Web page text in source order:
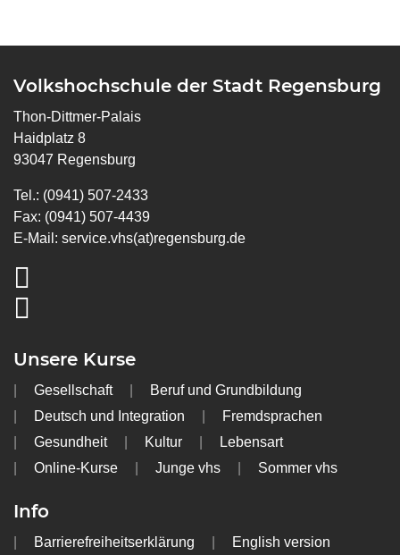
Volkshochschule der Stadt Regensburg
Thon-Dittmer-Palais
Haidplatz 8
93047 Regensburg
Tel.: (0941) 507-2433
Fax: (0941) 507-4439
E-Mail: service.vhs(at)regensburg.de
Unsere Kurse
Gesellschaft
Beruf und Grundbildung
Deutsch und Integration
Fremdsprachen
Gesundheit
Kultur
Lebensart
Online-Kurse
Junge vhs Sommer vhs
Info
Barrierefreiheitserklärung English version